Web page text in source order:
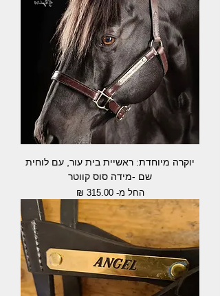
יוקרה מיוחדת: ראשיית בית עור, עם לוחית
שם -מידה סוס קווטר
החל מ-
‏315.00 ‏₪
מחיר מבצע